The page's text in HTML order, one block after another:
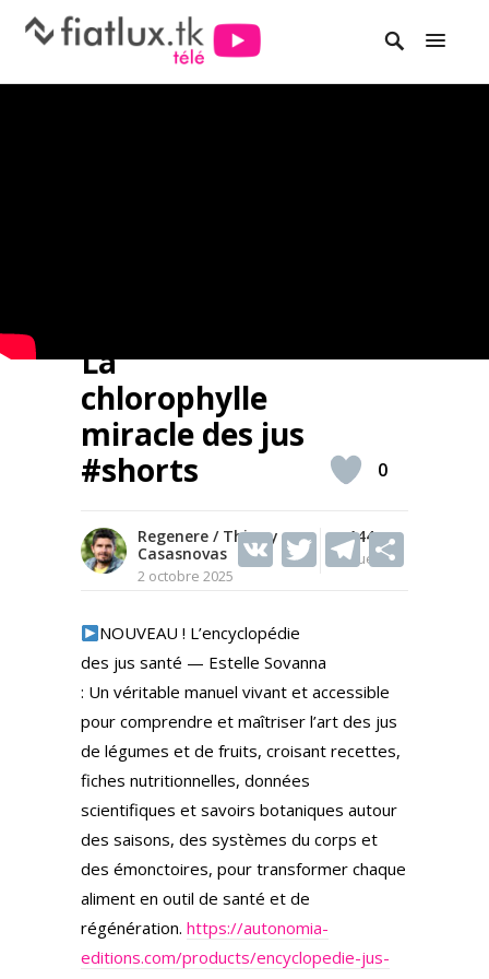
La
chlorophylle
miracle des jus
#shorts
Regenere / Thierry
Casasnovas
2 octobre 2025
144
Vues
V T
er
T
a
m
0
NOUVEAU ! L’encyclopédie
des jus santé — Estelle Sovanna
: Un véritable manuel vivant et accessible
pour comprendre et maîtriser l’art des jus
de légumes et de fruits, croisant recettes,
fiches nutritionnelles, données
scientifiques et savoirs botaniques autour
des saisons, des systèmes du corps et
des émonctoires, pour transformer chaque
aliment en outil de santé et de
régénération. https://autonomia-
editions.com/products/encyclopedie-jus-